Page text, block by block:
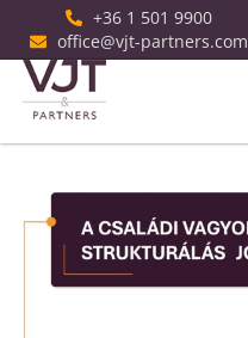
+36 1 501 9900
office@vjt-partners.com